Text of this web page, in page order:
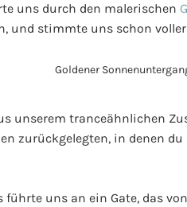
uns durch den malerischen
und stimmte uns schon
unserem tranceähnlichen
zurückgelegten, in denen
führte uns an ein Gate, das